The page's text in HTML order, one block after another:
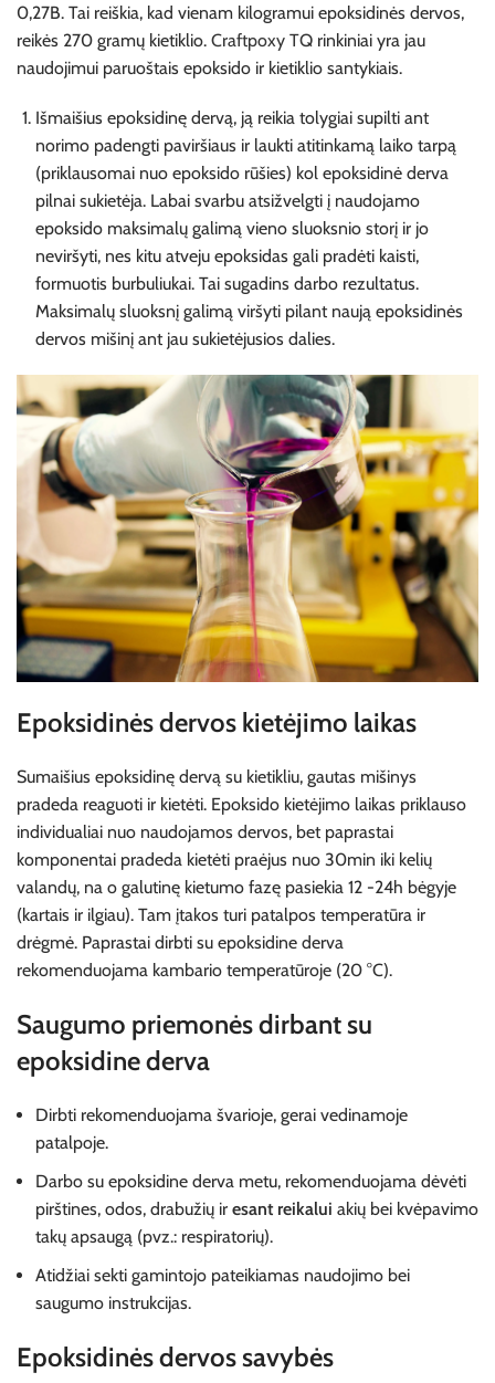
0,27B. Tai reiškia, kad vienam kilogramui epoksidinės dervos,
reikės 270 gramų kietiklio. Craftpoxy TQ rinkiniai yra jau
naudojimui paruoštais epoksido ir kietiklio santykiais.
Išmaišius epoksidinę dervą, ją reikia tolygiai supilti ant
norimo padengti paviršiaus ir laukti atitinkamą laiko tarpą
(priklausomai nuo epoksido rūšies) kol epoksidinė derva
pilnai sukietėja. Labai svarbu atsižvelgti į naudojamo
epoksido maksimalų galimą vieno sluoksnio storį ir jo
neviršyti, nes kitu atveju epoksidas gali pradėti kaisti,
formuotis burbuliukai. Tai sugadins darbo rezultatus.
Maksimalų sluoksnį galimą viršyti pilant naują epoksidinės
dervos mišinį ant jau sukietėjusios dalies.
Epoksidinės dervos kietėjimo laikas
Sumaišius epoksidinę dervą su kietikliu, gautas mišinys
pradeda reaguoti ir kietėti. Epoksido kietėjimo laikas priklauso
individualiai nuo naudojamos dervos, bet paprastai
komponentai pradeda kietėti praėjus nuo 30min iki kelių
valandų, na o galutinę kietumo fazę pasiekia 12 -24h bėgyje
(kartais ir ilgiau). Tam įtakos turi patalpos temperatūra ir
drėgmė. Paprastai dirbti su epoksidine derva
rekomenduojama kambario temperatūroje (20 °C).
Saugumo priemonės dirbant su
epoksidine derva
Dirbti rekomenduojama švarioje, gerai vedinamoje
patalpoje.
Darbo su epoksidine derva metu, rekomenduojama dėvėti
pirštines, odos, drabužių ir esant reikalui akių bei kvėpavimo
takų apsaugą (pvz.: respiratorių).
Atidžiai sekti gamintojo pateikiamas naudojimo bei
saugumo instrukcijas.
Epoksidinės dervos savybės